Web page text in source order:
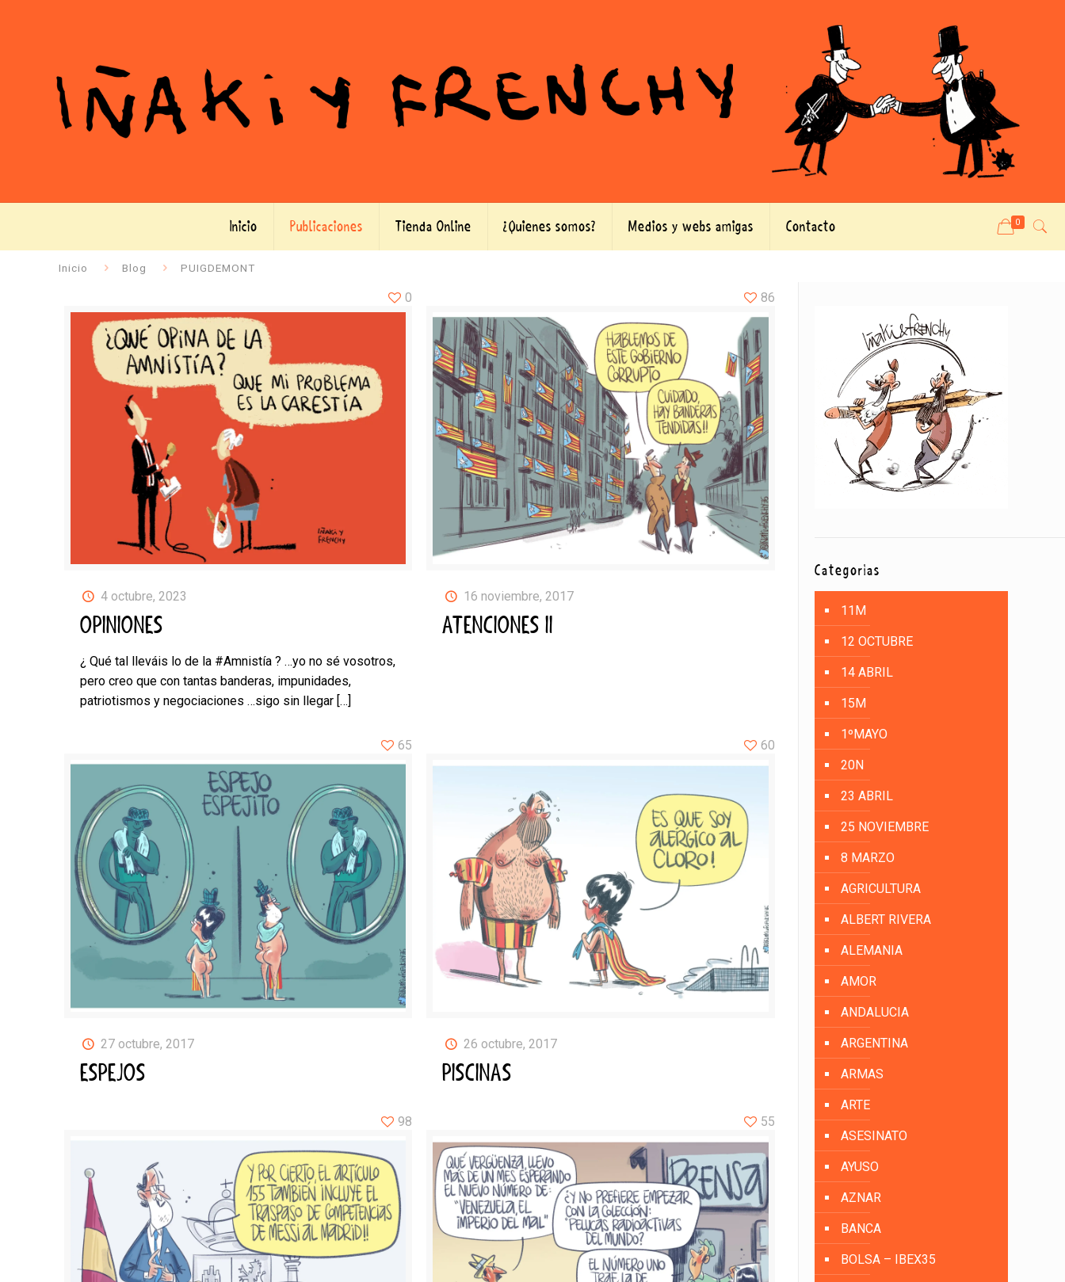
Inicio Publicaciones Tienda Online ¿Quienes somos? Medios y webs amigas Contacto 0
Inicio Blog PUIGDEMONT
4 octubre, 2023
OPINIONES
¿ Qué tal lleváis lo de la #Amnistía ? …yo no sé vosotros,
pero creo que con tantas banderas, impunidades,
patriotismos y negociaciones …sigo sin llegar[…]
0
16 noviembre, 2017
ATENCIONES II
86
27 octubre, 2017
ESPEJOS
65
26 octubre, 2017
PISCINAS
60
98 55
Categorías
11M
12 OCTUBRE
14 ABRIL
15M
1ºMAYO
20N
23 ABRIL
25 NOVIEMBRE
8 MARZO
AGRICULTURA
ALBERT RIVERA
ALEMANIA
AMOR
ANDALUCIA
ARGENTINA
ARMAS
ARTE
ASESINATO
AYUSO
AZNAR
BANCA
BOLSA – IBEX35